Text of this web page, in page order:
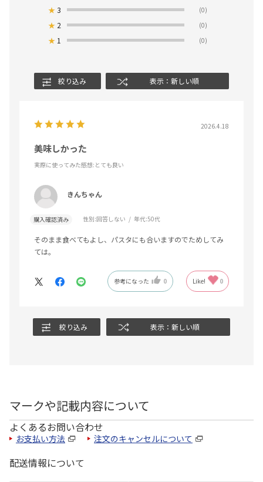
★3 (0)
★ 2 (0)
★ 1 (0)
絞り込み 表示：新しい順
2026.4.18
美味しかった
実際に使ってみた感想:とても良い
きんちゃん
購入確認済み 性別:回答しない 年代:50代
そのまま食べてもよし、パスタにも合いますのでためしてみ
ては。
参考になった 0 Like! 0
絞り込み 表示：新しい順
マークや記載内容について
よくあるお問い合わせ
お支払い方法 注文のキャンセルについて
配送情報について